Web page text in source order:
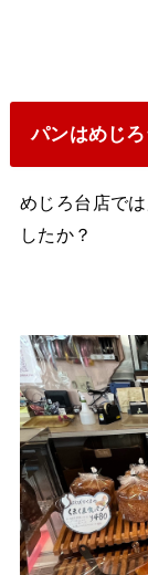
パンはめじろ
めじろ台店で
したか？